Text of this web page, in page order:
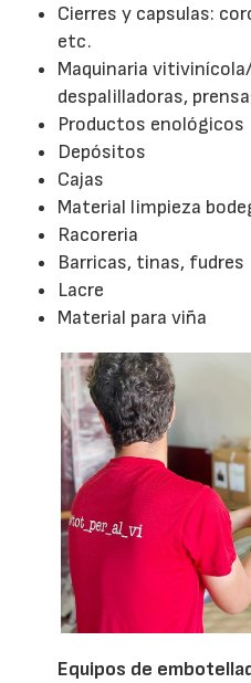
Cierres y capsulas:
etc.
Maquinaria
despalilladoras,
Productos enológicos
Depósitos
Cajas
Material limpieza
Racoreria
Barricas, tinas, fudres
Lacre
Material para viña
Equipos de